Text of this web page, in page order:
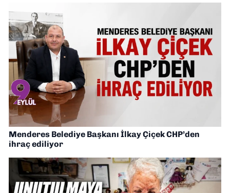
Menderes Belediye Başkanı İlkay Çiçek CHP’den
ihraç ediliyor